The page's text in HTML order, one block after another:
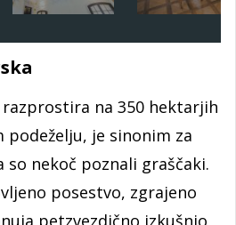
na 350 hektarjih
podeželju, je sinonim za
so nekoč poznali graščaki.
posestvo, zgrajeno
petzvezdično izkušnjo,